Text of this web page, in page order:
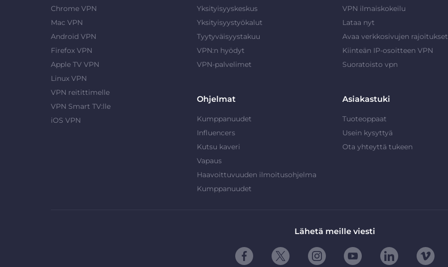
Chrome VPN
Mac VPN
Android VPN
Firefox VPN
Apple TV VPN
Linux VPN
VPN reitittimelle
VPN Smart TV:lle
iOS VPN
Yksityisyyskeskus
Yksityisyystyökalut
Tyytyväisyystakuu
VPN:n hyödyt
VPN-palvelimet
VPN ilmaiskokeilu
Lataa nyt
Avaa verkkosivujen rajoitukset
Kiinteän IP-osoitteen VPN
Suoratoisto vpn
Ohjelmat
Kumppanuudet
Influencers
Kutsu kaveri
Vapaus
Haavoittuvuuden ilmoitusohjelma
Kumppanuudet
Asiakastuki
Tuoteoppaat
Usein kysyttyä
Ota yhteyttä tukeen
Lähetä meille viesti